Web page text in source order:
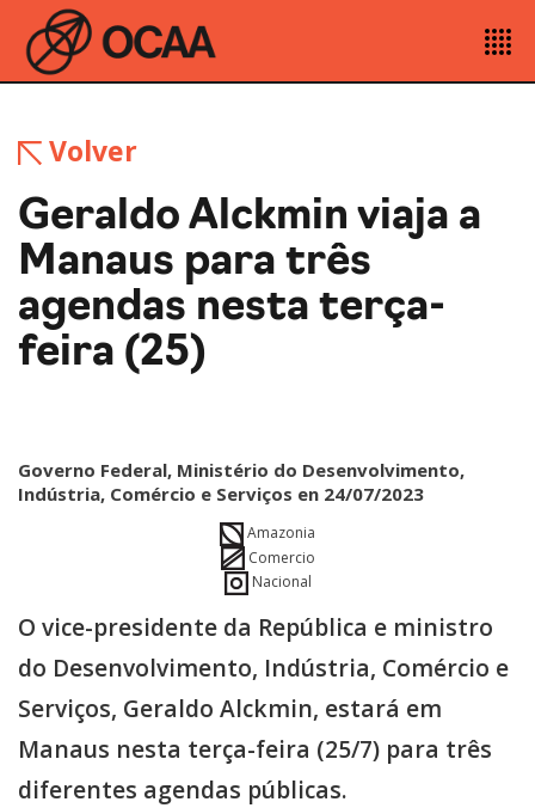
Volver
Geraldo Alckmin viaja a
Manaus para três
agendas nesta terça-
feira (25)
Governo Federal, Ministério do Desenvolvimento,
Indústria, Comércio e Serviços en 24/07/2023
Amazonia
Comercio
Nacional
O vice-presidente da República e ministro
do Desenvolvimento, Indústria, Comércio e
Serviços, Geraldo Alckmin, estará em
Manaus nesta terça-feira (25/7) para três
diferentes agendas públicas.